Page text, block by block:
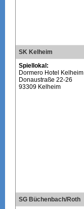
SK Kelheim
Spiellokal:
Dormero Hotel Kelheim
Donaustraße 22-26
93309 Kelheim
SG Büchenbach/Roth